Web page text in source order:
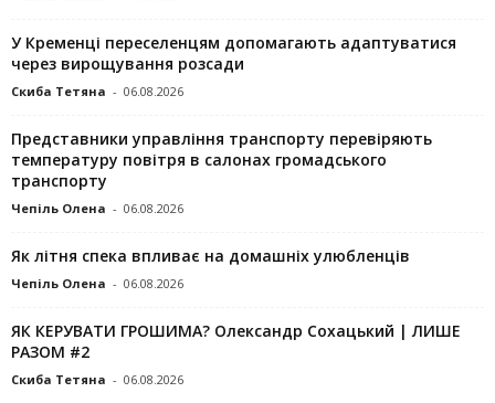
У Кременці переселенцям допомагають адаптуватися
через вирощування розсади
Скиба Тетяна - 06.08.2026
Представники управління транспорту перевіряють
температуру повітря в салонах громадського
транспорту
Чепіль Олена - 06.08.2026
Як літня спека впливає на домашніх улюбленців
Чепіль Олена - 06.08.2026
ЯК КЕРУВАТИ ГРОШИМА? Олександр Сохацький | ЛИШЕ
РАЗОМ #2
Скиба Тетяна - 06.08.2026